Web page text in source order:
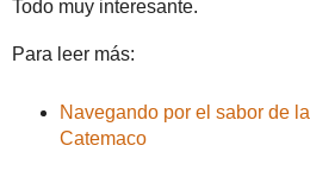
Todo muy interesante.
Para leer más:
Navegando por el sabor de
Catemaco